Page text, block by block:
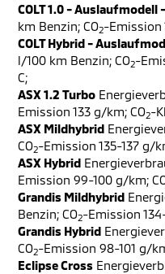
COLT 1.0 - Auslaufmodell -
km Benzin; CO2-Emission
COLT Hybrid -
l/100 km Benzin; CO2-
C;
ASX 1.2 Turbo
Emission 133 g/km; CO2-
ASX Mildhybrid
CO2-Emission 135-137 g/
ASX Hybrid
Emission 99-100 g/km;
Grandis Mildhybrid
Benzin; CO2-Emission
Grandis Hybrid
CO2-Emission 98-101 g/
Eclipse Cross